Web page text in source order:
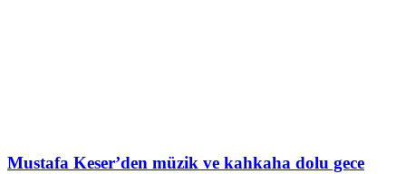
Mustafa Keser’den müzik ve kahkaha dolu gece